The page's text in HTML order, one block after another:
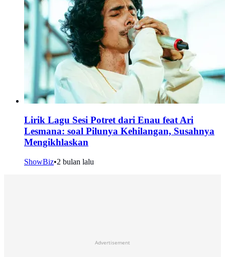
Lirik Lagu Sesi Potret dari Enau feat Ari
Lesmana: soal Pilunya Kehilangan, Susahnya
Mengikhlaskan
ShowBiz•2 bulan lalu
Advertisement